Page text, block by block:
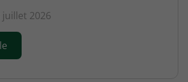
juillet 2026